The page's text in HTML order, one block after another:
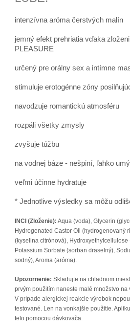
intenzívna aróma čerstvých malín
jemný efekt prehriatia vďaka
PLEASURE
určený pre orálny sex a intímne
stimuluje erotogénne zóny
navodzuje romantickú atmosféru
rozpáli všetky zmysly
zvyšuje túžbu
na vodnej báze - nešpiní, ľahko
veľmi účinne hydratuje
* Jednotlive výsledky sa môžu
INCI (Zloženie): Aqua (voda), Glycerin
Hydrogenated Castor Oil (hydrogenovaný
(kyselina citrónová),
Potassium Sorbate (sorban draselný),
sodný), Aroma (aróma).
Upozornenie: Skladujte na chladnom
prvým použitím naneste malé množstvo
V prípade alergickej reakcie výrobok
testované. Len na vonkajšie použitie.
telo pomocou dávkovača.